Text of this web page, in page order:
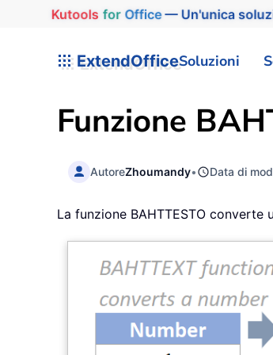
Kutools for Office— Un'unica
ExtendOfficeSoluzioni
Funzione
AutoreZhoumandy• Data di
La funzione BAHTTESTO